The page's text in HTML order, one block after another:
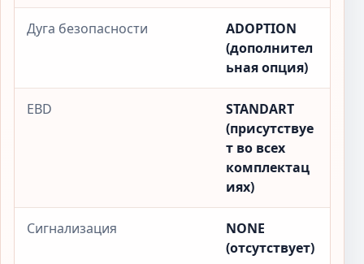
Дуга безопасности
ADOPTION
(дополнител
ьная опция)
EBD
STANDART
(присутствуе
т во всех
комплектац
иях)
Сигнализация
NONE
(отсутствует)